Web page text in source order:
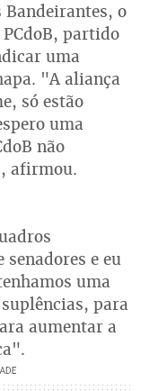
Bandeirantes, o
partido
uma
"A aliança
só estão
uma
não
afirmou.
e eu
uma
para
aumentar a